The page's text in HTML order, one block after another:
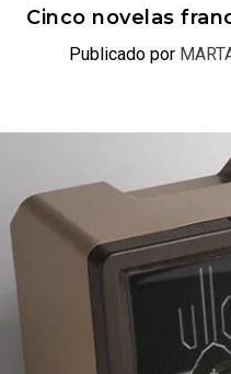
Cinco novelas
Publicado por